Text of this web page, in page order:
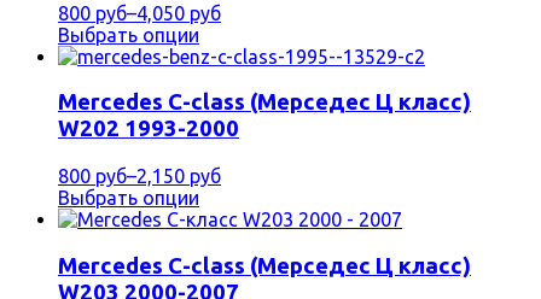
800 руб–4,050 руб
Выбрать опции
Mercedes C-class (Мерседес Ц класс)
W202 1993-2000
800 руб–2,150 руб
Выбрать опции
Mercedes C-class (Мерседес Ц класс)
W203 2000-2007